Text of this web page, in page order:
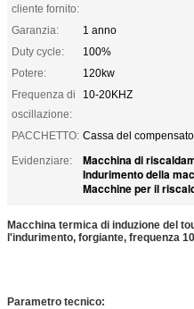
cliente fornito:
Garanzia:
1 anno
Duty cycle:
100%
Potere:
120kw
Frequenza di
oscillazione:
10-20KHZ
PACCHETTO: Cassa del compensato
Evidenziare:
Macchina di
Indurimento della
Macchine per il
Macchina termica di induzione del
l'indurimento, forgiante, frequenza
Parametro tecnico: